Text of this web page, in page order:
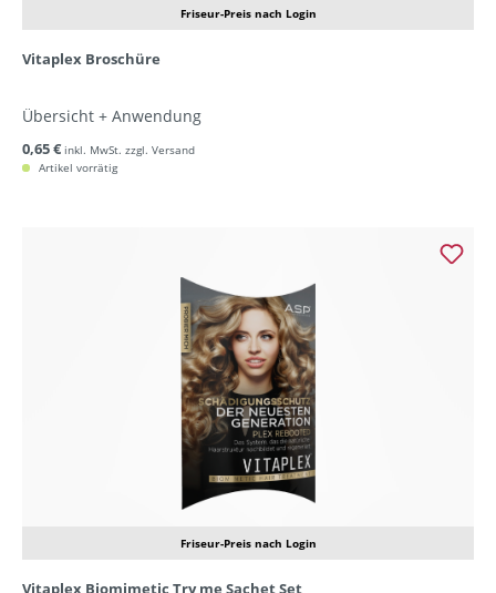
Friseur-Preis nach Login
Vitaplex Broschüre
Übersicht + Anwendung
0,65 € inkl. MwSt. zzgl. Versand
Artikel vorrätig
Friseur-Preis nach Login
Vitaplex Biomimetic Try me Sachet Set